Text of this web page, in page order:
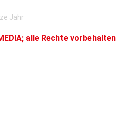
Jahr
alle Rechte vorbehalten